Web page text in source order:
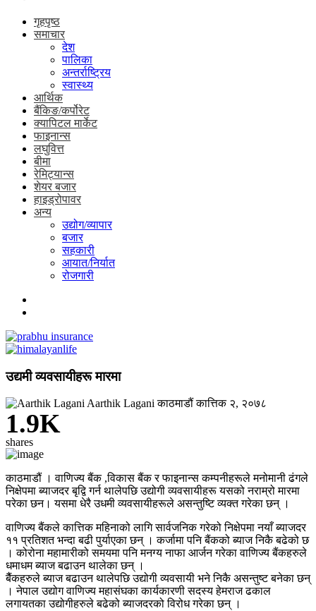
गृहपृष्ठ
समाचार
देश
पालिका
अन्तर्राष्ट्रिय
स्वास्थ्य
आर्थिक
बैंकिङ/कर्पोरेट
क्यापिटल मार्केट
फाइनान्स
लघुवित्त
बीमा
रेमिट्यान्स
शेयर बजार
हाइड्रोपावर
अन्य
उद्योग/व्यापार
बजार
सहकारी
आयात/निर्यात
रोजगारी
उद्यमी व्यवसायीहरू मारमा
Aarthik Laganiकाठमाडौंकात्तिक २, २०७८
1.9K
shares
काठमाडौं । वाणिज्य बैंक ,विकास बैंक र फाइनान्स कम्पनीहरूले मनोमानी ढंगले
निक्षेपमा ब्याजदर बृद्वि गर्न थालेपछि उद्योगी व्यवसायीहरू यसको नराम्रो मारमा
परेका छन। यसमा धेरै उधमी व्यवसायीहरूले असन्तुष्टि व्यक्त गरेका छन् ।
वाणिज्य बैंकले कात्तिक महिनाको लागि सार्वजनिक गरेको निक्षेपमा नयाँ ब्याजदर
११ प्रतिशत भन्दा बढी पुर्याएका छन् । कर्जामा पनि बैंकको ब्याज निकै बढेको छ
। कोरोना महामारीको समयमा पनि मनग्य नाफा आर्जन गरेका वाणिज्य बैंकहरुले
धमाधम ब्याज बढाउन थालेका छन् ।
बैैंकहरुले ब्याज बढाउन थालेपछि उद्योगी व्यवसायी भने निकै असन्तुष्ट बनेका छन्
। नेपाल उद्योग वाणिज्य महासंघका कार्यकारणी सदस्य हेमराज ढकाल
लगायतका उद्योगीहरुले बढेको ब्याजदरको विरोध गरेका छन् ।